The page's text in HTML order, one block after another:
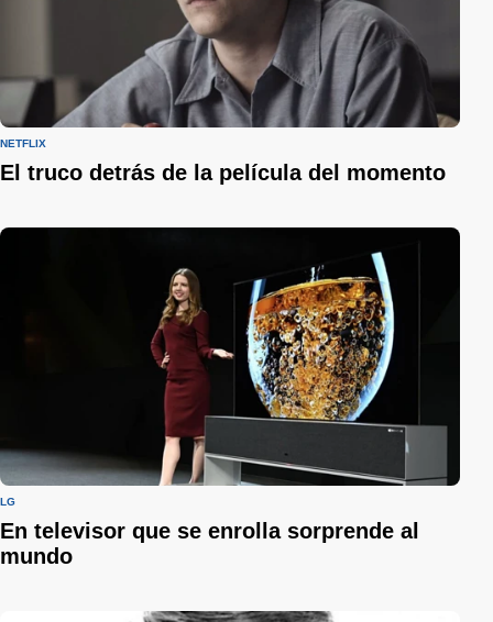
NETFLIX
El truco detrás de la película del momento
LG
En televisor que se enrolla sorprende al
mundo